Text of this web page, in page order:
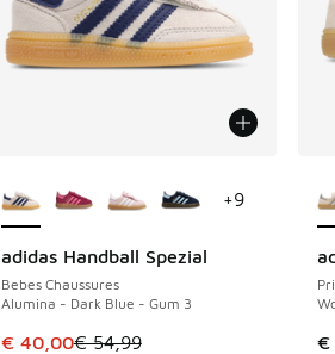
adidas Handball Spezial
Bebes Chaussures
Alumina - Dark Blue - Gum 3
Cet article est en promotion. Prix en
€ 40,00€ 54,99
ÉCONOMISE 14 €
+9
€